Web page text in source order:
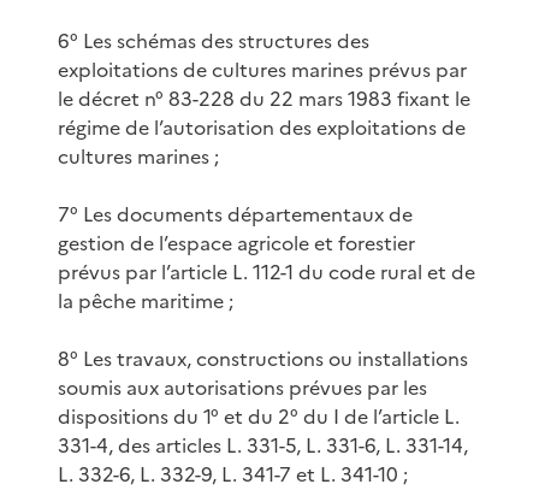
6° Les schémas des structures des
exploitations de cultures marines prévus par
le décret n° 83-228 du 22 mars 1983 fixant le
régime de l’autorisation des exploitations de
cultures marines ;
7° Les documents départementaux de
gestion de l’espace agricole et forestier
prévus par l’article L. 112-1 du code rural et de
la pêche maritime ;
8° Les travaux, constructions ou installations
soumis aux autorisations prévues par les
dispositions du 1° et du 2° du I de l’article L.
331-4, des articles L. 331-5, L. 331-6, L. 331-14,
L. 332-6, L. 332-9, L. 341-7 et L. 341-10 ;